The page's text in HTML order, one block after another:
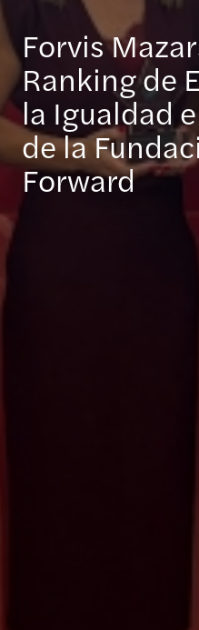
Forvis
Ranking de
la Igualdad
de la
Forward